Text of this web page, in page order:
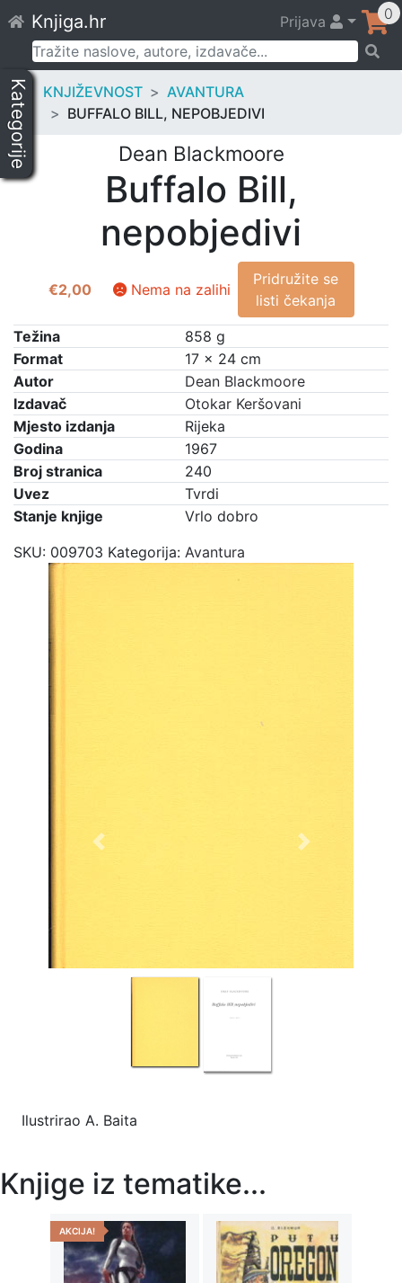
to
content
Knjiga.hr Prijava 0
Pretraži:
Kategorije KNJIŽEVNOST
AVANTURA
BUFFALO BILL, NEPOBJEDIVI
Dean Blackmoore
Buffalo Bill,
nepobjedivi
€2,00 Nema na zalihi
Pridružite se
listi čekanja
Težina
858 g
Format
17 × 24 cm
Autor
Dean Blackmoore
Izdavač
Otokar Keršovani
Mjesto izdanja
Rijeka
Godina
1967
Broj stranica
240
Uvez
Tvrdi
Stanje knjige
Vrlo dobro
SKU: 009703 Kategorija: Avantura
Previous Next
Ilustrirao A. Baita
Knjige iz tematike...
AKCIJA!